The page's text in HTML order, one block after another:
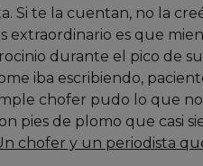
Si te la cuentan, no la
extraordinario es que
durante el pico de
iba escribiendo,
chofer pudo lo que
pies de plomo que casi
chofer y un periodista